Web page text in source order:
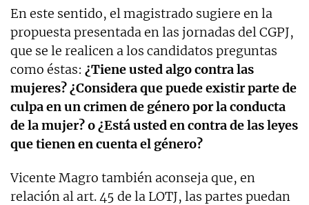
En este sentido, el magistrado sugiere en la
propuesta presentada en las jornadas del CGPJ,
que se le realicen a los candidatos preguntas
como éstas: ¿Tiene usted algo contra las
mujeres? ¿Considera que puede existir parte de
culpa en un crimen de género por la conducta
de la mujer? o ¿Está usted en contra de las leyes
que tienen en cuenta el género?
Vicente Magro también aconseja que, en
relación al art. 45 de la LOTJ, las partes puedan